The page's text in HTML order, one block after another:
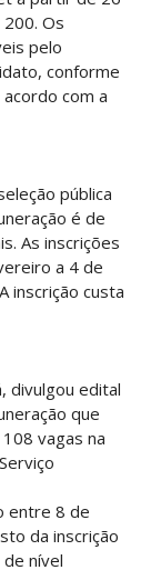
Os
pelo
conforme
com a
pública
é de
As inscrições
a 4 de
inscrição custa
divulgou edital
que
vagas na
entre 8 de
da inscrição
nível